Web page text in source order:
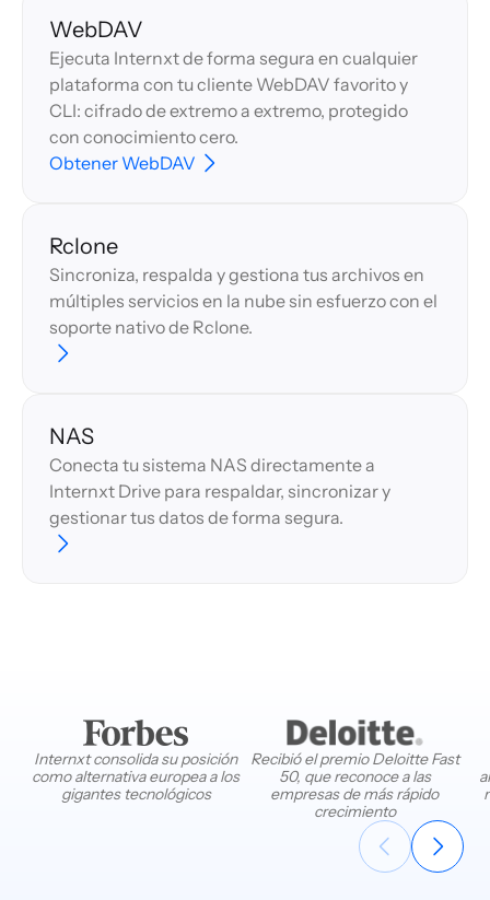
WebDAV
Ejecuta Internxt de forma segura en cualquier
plataforma con tu cliente WebDAV favorito y
CLI: cifrado de extremo a extremo, protegido
con conocimiento cero.
Obtener WebDAV
Rclone
Sincroniza, respalda y gestiona tus archivos en
múltiples servicios en la nube sin esfuerzo con el
soporte nativo de Rclone.
NAS
Conecta tu sistema NAS directamente a
Internxt Drive para respaldar, sincronizar y
gestionar tus datos de forma segura.
Internxt consolida su posición
como alternativa europea a los
gigantes tecnológicos
Recibió el premio Deloitte Fast
50, que reconoce a las
empresas de más rápido
crecimiento